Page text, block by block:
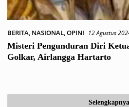
BERITA, NASIONAL,OPINI 12 Agustus
Misteri Pengunduran Diri
Golkar, Airlangga Hartarto
Selengkapnya